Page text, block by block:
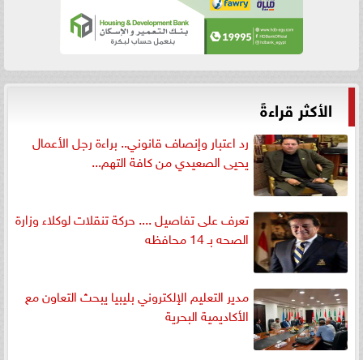
الأكثر قراءةً
رد اعتبار وإنصاف قانوني.. براءة رجل الأعمال
يحيى الصعيدي من كافة التهم...
تعرف على تفاصيل .... حركة تنقلات لوكلاء وزارة
الصحه بـ 14 محافظه
مدير التعليم الإلكتروني بليبيا يبحث التعاون مع
الأكاديمية البحرية